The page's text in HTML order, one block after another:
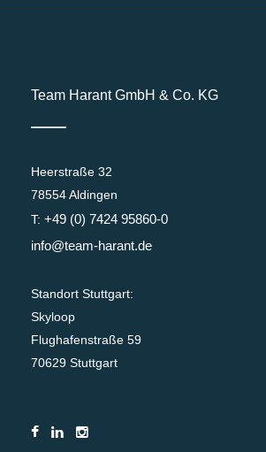
Team Harant GmbH & Co. KG
Heerstraße 32
78554 Aldingen
T: +49 (0) 7424 95860-0
info@team-harant.de
Standort Stuttgart:
Skyloop
Flughafenstraße 59
70629 Stuttgart